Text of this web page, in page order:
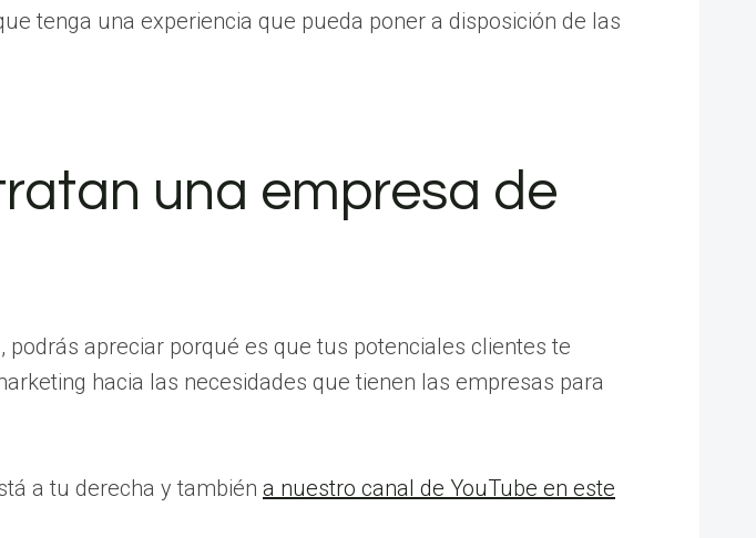
tenga una experiencia que pueda poner a disposición de las
una empresa de
apreciar porqué es que tus potenciales clientes te
hacia las necesidades que tienen las empresas para
a tu derecha y también a nuestro canal de YouTube en este